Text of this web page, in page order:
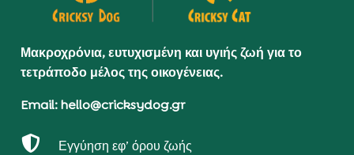
Μακροχρόνια, ευτυχισμένη και υγιής ζωή για το
τετράποδο μέλος της οικογένειας.
Email: hello@cricksydog.gr
 Εγγύηση εφ’ όρου ζωής